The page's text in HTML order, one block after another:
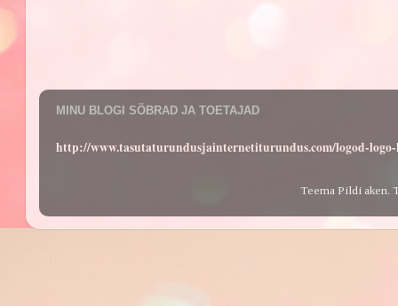
MINU BLOGI SÕBRAD JA TOETAJAD
http://www.tasutaturundusjainternetiturundus.com/logod-
Teema Pildi aken.